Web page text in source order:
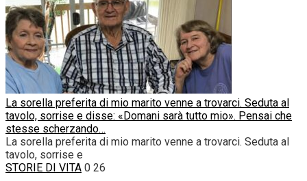
La sorella preferita di mio marito venne a trovarci. Seduta al
tavolo, sorrise e disse: «Domani sarà tutto mio». Pensai che
stesse scherzando…
La sorella preferita di mio marito venne a trovarci. Seduta al
tavolo, sorrise e
STORIE DI VITA 0 26